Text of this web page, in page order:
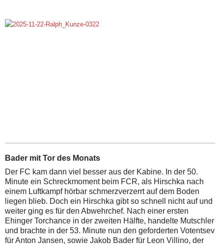
Bader mit Tor des Monats
Der FC kam dann viel besser aus der Kabine. In der 50.
Minute ein Schreckmoment beim FCR, als Hirschka nach
einem Luftkampf hörbar schmerzverzerrt auf dem Boden
liegen blieb. Doch ein Hirschka gibt so schnell nicht auf und
weiter ging es für den Abwehrchef. Nach einer ersten
Ehinger Torchance in der zweiten Hälfte, handelte Mutschler
und brachte in der 53. Minute nun den geforderten Votentsev
für Anton Jansen, sowie Jakob Bader für Leon Villino, der